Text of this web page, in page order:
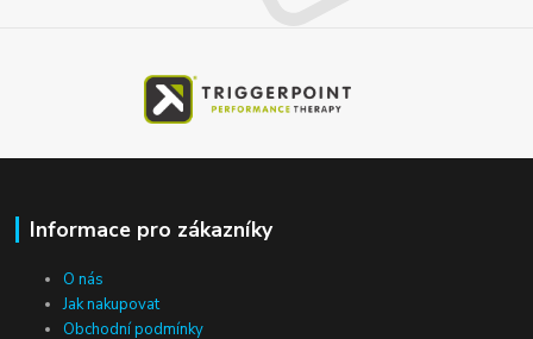
Informace pro zákazníky
O nás
Jak nakupovat
Obchodní podmínky